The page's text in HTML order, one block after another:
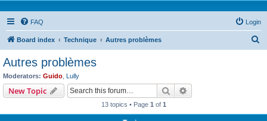
FAQ Login
Board index Technique Autres problèmes
Autres problèmes
Moderators: Guido Lully
New Topic Search
13 topics • Page 1 of 1